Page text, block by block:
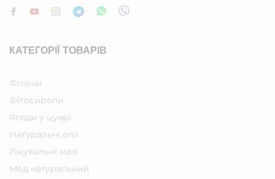
КАТЕГОРІЇ ТОВАРІВ
Фіточаї
Фітосиропи
Ягоди у цукрі
Натуральні олії
Лікувальні мазі
Мед натуральний